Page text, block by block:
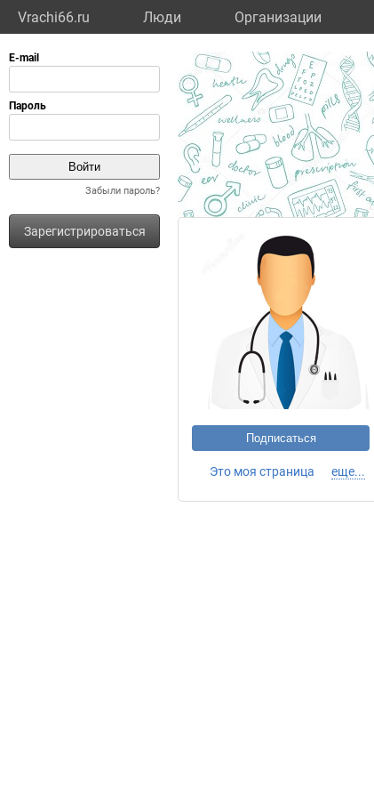
Vrachi66.ru Люди Организации
Забыли пароль?
Зарегистрироваться
Подписаться
Это моя страница еще...